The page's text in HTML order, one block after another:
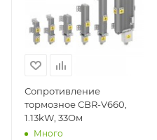
Сопротивление
тормозное CBR-V660,
1.13kW, 33Ом
Много